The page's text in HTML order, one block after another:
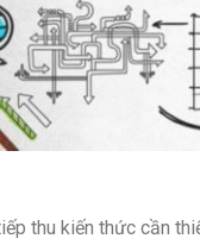
thu kiến thức cần